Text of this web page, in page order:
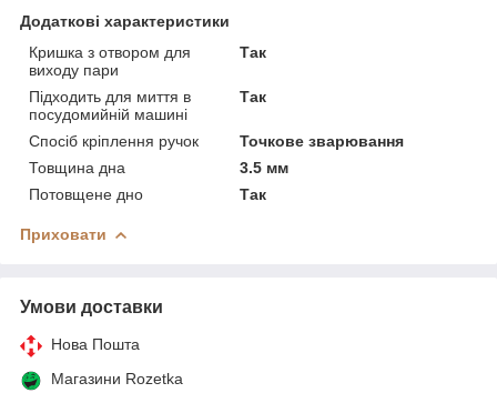
Додаткові характеристики
Кришка з отвором для
виходу пари
Так
Підходить для миття в
посудомийній машині
Так
Спосіб кріплення ручок
Точкове зварювання
Товщина дна
3.5 мм
Потовщене дно
Так
Приховати
Умови доставки
Нова Пошта
Магазини Rozetka